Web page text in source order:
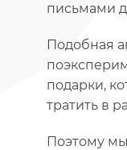
письмами
Подобная
подарки,
тратить в
Поэтому